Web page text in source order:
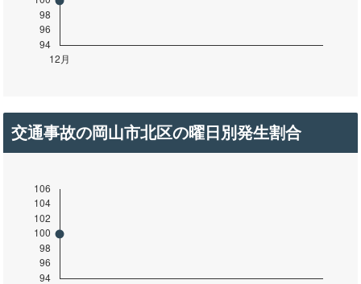
交通事故の岡山市北区の曜日別発生割合